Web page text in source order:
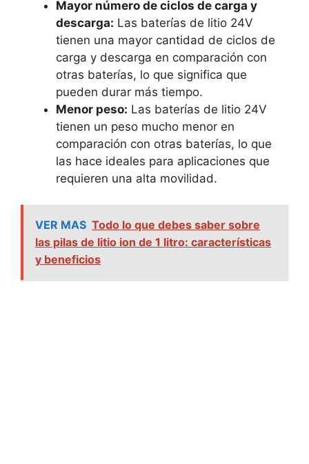
Mayor número de ciclos de carga y
descarga: Las baterías de litio 24V
tienen una mayor cantidad de ciclos de
carga y descarga en comparación con
otras baterías, lo que significa que
pueden durar más tiempo.
Menor peso: Las baterías de litio 24V
tienen un peso mucho menor en
comparación con otras baterías, lo que
las hace ideales para aplicaciones que
requieren una alta movilidad.
VER MAS Todo lo que debes saber sobre
las pilas de litio ion de 1 litro: características
y beneficios